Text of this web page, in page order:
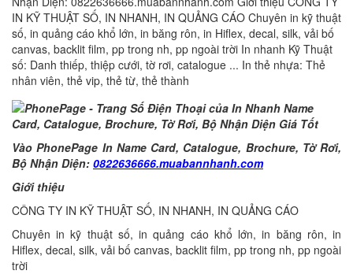
IN KỸ THUẬT SỐ, IN NHANH, IN QUẢNG CÁO Chuyên in kỹ thuật
số, in quảng cáo khổ lớn, in băng rôn, in Hiflex, decal, silk, vải bố
canvas, backlit film, pp trong nh, pp ngoài trời In nhanh Kỹ Thuật
số: Danh thiếp, thiệp cưới, tờ rơi, catalogue ... In thẻ nhựa: Thẻ
nhân viên, thẻ vip, thẻ từ, thẻ thành
Vào PhonePage In Name Card, Catalogue, Brochure, Tờ Rơi,
Bộ Nhận Diện: 0822636666.muabannhanh.com
Giới thiệu
CÔNG TY IN KỸ THUẬT SỐ, IN NHANH, IN QUẢNG CÁO
Chuyên in kỹ thuật số, in quảng cáo khổ lớn, in băng rôn, in
Hiflex, decal, silk, vải bố canvas, backlit film, pp trong nh, pp ngoài
trời